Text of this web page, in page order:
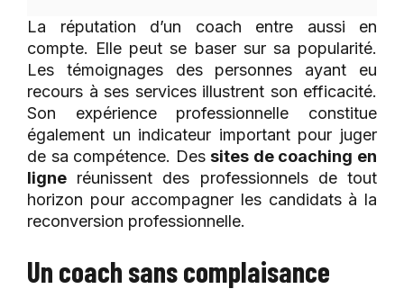
La réputation d’un coach entre aussi en
compte. Elle peut se baser sur sa popularité.
Les témoignages des personnes ayant eu
recours à ses services illustrent son efficacité.
Son expérience professionnelle constitue
également un indicateur important pour juger
de sa compétence. Dessites de coaching en
ligne réunissent des professionnels de tout
horizon pour accompagner les candidats à la
reconversion professionnelle.
Un coach sans complaisance